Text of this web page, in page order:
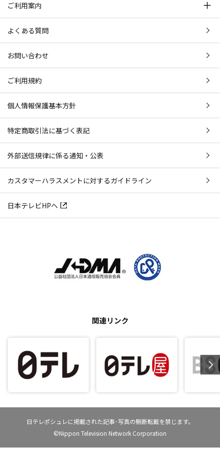
ご利用案内
よくある質問
お問い合わせ
ご利用規約
個人情報保護基本方針
特定商取引法に基づく表記
外部送信規律に係る通知・公表
カスタマーハラスメントに対するガイドライン
日本テレビHPへ
関連リンク
日テレポシュレに掲載された記事･写真の無断転載を禁じます。
©Nippon Television Network Corporation